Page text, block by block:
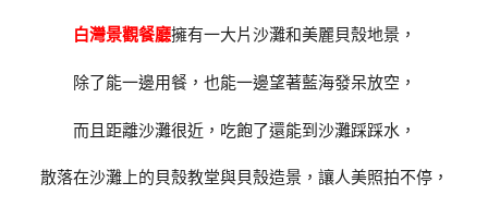
白灣景觀餐廳擁有一大片沙灘和美麗貝殼地景，
除了能一邊用餐，也能一邊望著藍海發呆放空，
而且距離沙灘很近，吃飽了還能到沙灘踩踩水，
散落在沙灘上的貝殼教堂與貝殼造景，讓人美照拍不停，